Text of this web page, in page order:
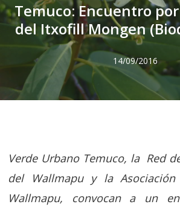
Temuco: Encuentro
del Itxofill Mongen
14/09/2016
Verde Urbano Temuco, la Red
del Wallmapu y la
Wallmapu, convocan a un